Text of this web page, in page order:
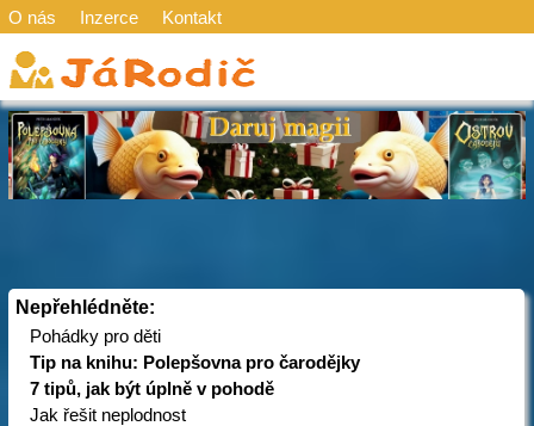
O nás Inzerce Kontakt
Nepřehlédněte:
Pohádky pro děti
Tip na knihu: Polepšovna pro čarodějky
7 tipů, jak být úplně v pohodě
Jak řešit neplodnost